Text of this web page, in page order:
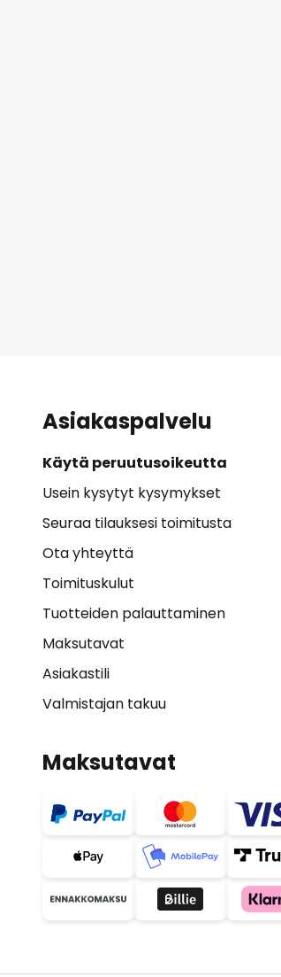
Asiakaspalvelu
Käytä peruutusoikeutta
Usein kysytyt kysymykset
Seuraa tilauksesi toimitusta
Ota yhteyttä
Toimituskulut
Tuotteiden palauttaminen
Maksutavat
Asiakastili
Valmistajan takuu
Maksutavat